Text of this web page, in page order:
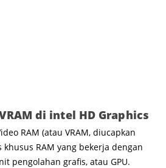
di intel HD Graphics
RAM (atau VRAM, diucapkan
khusus RAM yang bekerja dengan
pengolahan grafis, atau GPU.